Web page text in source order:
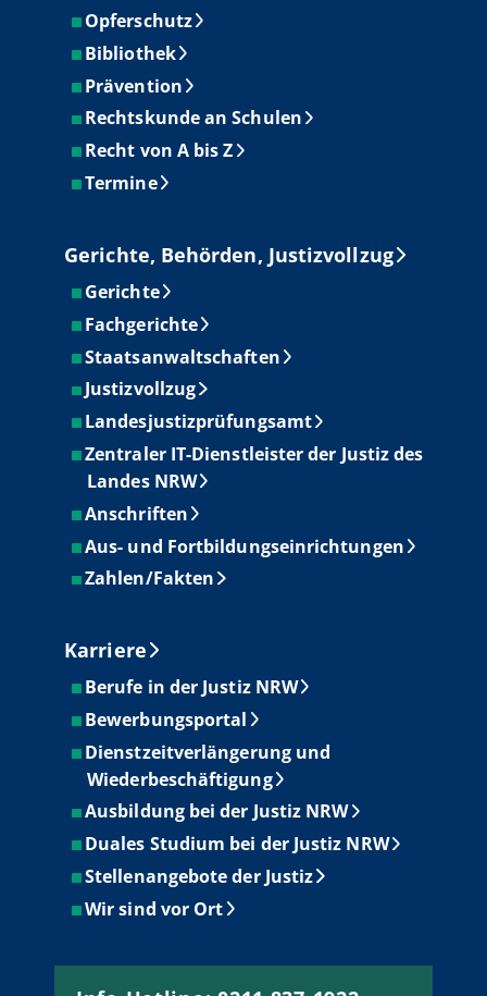
Opferschutz
Bibliothek
Prävention
Rechtskunde an Schulen
Recht von A bis Z
Termine
Gerichte, Behörden, Justizvollzug
Gerichte
Fachgerichte
Staatsanwaltschaften
Justizvollzug
Landesjustizprüfungsamt
Zentraler IT-Dienstleister der Justiz des
Landes NRW
Anschriften
Aus- und Fortbildungseinrichtungen
Zahlen/Fakten
Karriere
Berufe in der Justiz NRW
Bewerbungsportal
Dienstzeitverlängerung und
Wiederbeschäftigung
Ausbildung bei der Justiz NRW
Duales Studium bei der Justiz NRW
Stellenangebote der Justiz
Wir sind vor Ort